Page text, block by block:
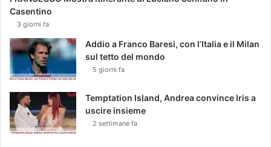
Casentino
3 giorni fa
Addio a Franco Baresi, con l’Italia e il Milan
sul tetto del mondo
5 giorni fa
Temptation Island, Andrea convince Iris a
uscire insieme
2 settimane fa